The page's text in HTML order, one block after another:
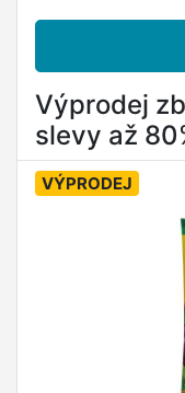
Výprodej
slevy až
VÝPRODEJ